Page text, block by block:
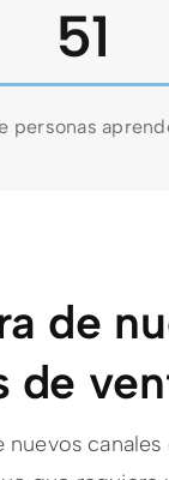
51
personas
de
de
nuevos canales